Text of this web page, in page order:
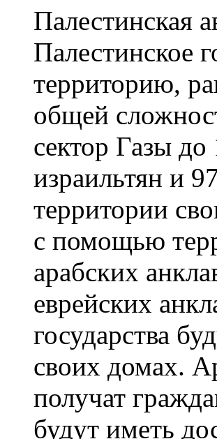
Палестинская
Палестинское
территорию,
общей
сектор Газы
израильтян и
территории
с помощью
арабских
еврейских
государства
своих домах.
получат
будут иметь